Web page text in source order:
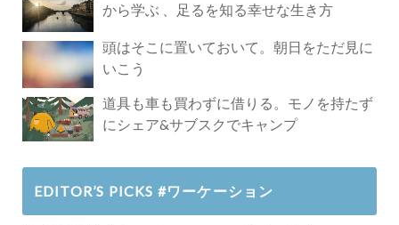
から学ぶ 、足るを知る幸せな生き方
頭はそこに置いておいて。朝日をただ見に
いこう
道具も車も買わずに借りる。モノを持たず
にシェア&サブスクでキャンプ
EDITOR’S PICKS #ワーケーション